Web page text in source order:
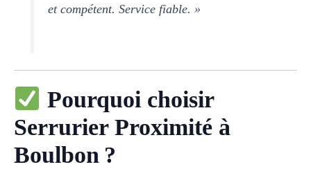
et compétent. Service fiable. »
Pourquoi choisir
Serrurier Proximité à
Boulbon ?